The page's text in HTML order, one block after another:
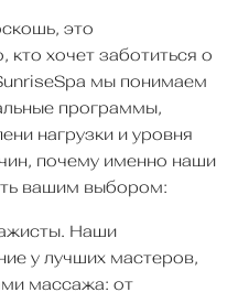
это
кто хочет заботиться о
мы понимаем
программы,
нагрузки и уровня
почему именно наши
вашим выбором:
Наши
у лучших мастеров,
массажа: от